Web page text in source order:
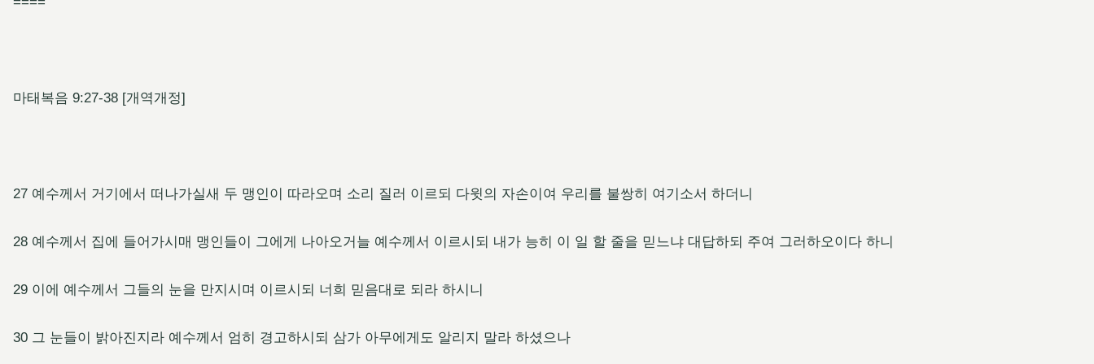
마태복음 9:27-38 [개역개정]
27 예수께서 거기에서 떠나가실새 두 맹인이 따라오며 소리 질러 이르되 다윗의 자손이여 우리를 불쌍히 여기소서 하더니
28 예수께서 집에 들어가시매 맹인들이 그에게 나아오거늘 예수께서 이르시되 내가 능히 이 일 할 줄을 믿느냐 대답하되 주여 그러하오이다 하니
29 이에 예수께서 그들의 눈을 만지시며 이르시되 너희 믿음대로 되라 하시니
30 그 눈들이 밝아진지라 예수께서 엄히 경고하시되 삼가 아무에게도 알리지 말라 하셨으나